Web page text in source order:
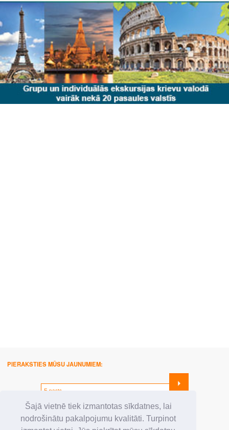
Šajā vietnē tiek izmantotas sīkdatnes, lai
nodrošinātu pakalpojumu kvalitāti. Turpinot
PIERAKSTIES MŪSU JAUNUMIEM:
SEKO MUMS: